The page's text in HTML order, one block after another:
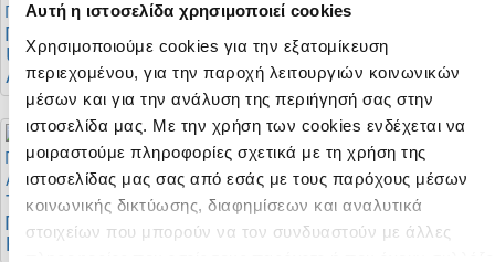
Αυτή η ιστοσελίδα χρησιμοποιεί cookies
Χρησιμοποιούμε cookies για την εξατομίκευση
περιεχομένου, για την παροχή λειτουργιών κοινωνικών
μέσων και για την ανάλυση της περιήγησή σας στην
ιστοσελίδα μας. Με την χρήση των cookies ενδέχεται να
μοιραστούμε πληροφορίες σχετικά με τη χρήση της
ιστοσελίδας μας σας από εσάς με τους παρόχους μέσων
κοινωνικής δικτύωσης, διαφημίσεων και αναλυτικά
στοιχείων που μπορούν να τον συνδυαστούν με άλλες
Παρατηρητής στο
UEFA Super Cup ο
Άδωνις Προκοπίου
Ορισμοί Κυπρίων
διαιτητών στο
Conference League
Το πρόγραμμα του
Πρωταθλήματος Νέων
Κ-19 Α' Κατηγορίας
Το πρόγραμμα του
Πρωταθλήματος Νέων
Κ-19 Β' Κατηγορίας